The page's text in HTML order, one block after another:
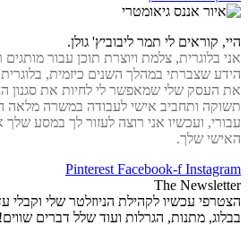
היי, קוראים לי תמר ליבוביץ' גולן.
אני בלוגרית, צלמת ויוצרת תוכן עבור
הידע שצברתי במהלך השנים כיזמית,
את העסק שלי שמאפשר לי לחיות את סגנון
תשוקה ותחביב אישי לעבודה במשרה מלאה
עבורי, ועכשיו אני רוצה לעזור לך במסע
האישי שלך.
Pinterest Facebook-f Instagram
The Newsletter
הצטרפי עכשיו לקהילת הניוזלטר שלי וקבלי
בבלוג, מתנות, הגרלות ועוד שלל דברים שווים!